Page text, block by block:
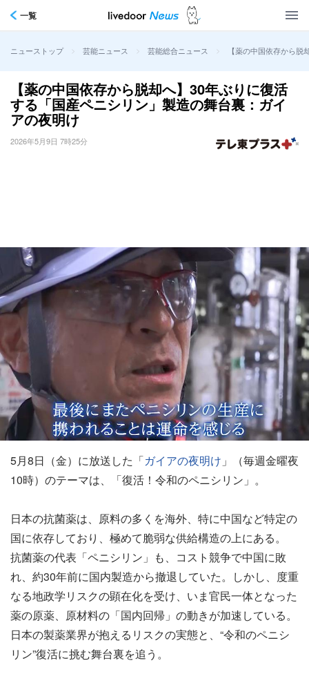
一覧
ニューストップ > 芸能ニュース > 芸能総合ニュース > 【薬の中国依存から
【薬の中国依存から脱却へ】30年ぶりに復活
する「国産ペニシリン」製造の舞台裏：ガイ
アの夜明け
2026年5月9日 7時25分
5月8日（金）に放送した「ガイアの夜明け 」（毎週金曜夜
10時）のテーマは、「復活！令和のペニシリン」。
日本の抗菌薬は、原料の多くを海外、特に中国など特定の
国に依存しており、極めて脆弱な供給構造の上にある。
抗菌薬の代表「ペニシリン」も、コスト競争で中国に敗
れ、約30年前に国内製造から撤退していた。しかし、度重
なる地政学リスクの顕在化を受け、いま官民一体となった
薬の原薬、原材料の「国内回帰」の動きが加速している。
日本の製薬業界が抱えるリスクの実態と、“令和のペニシ
リン”復活に挑む舞台裏を追う。